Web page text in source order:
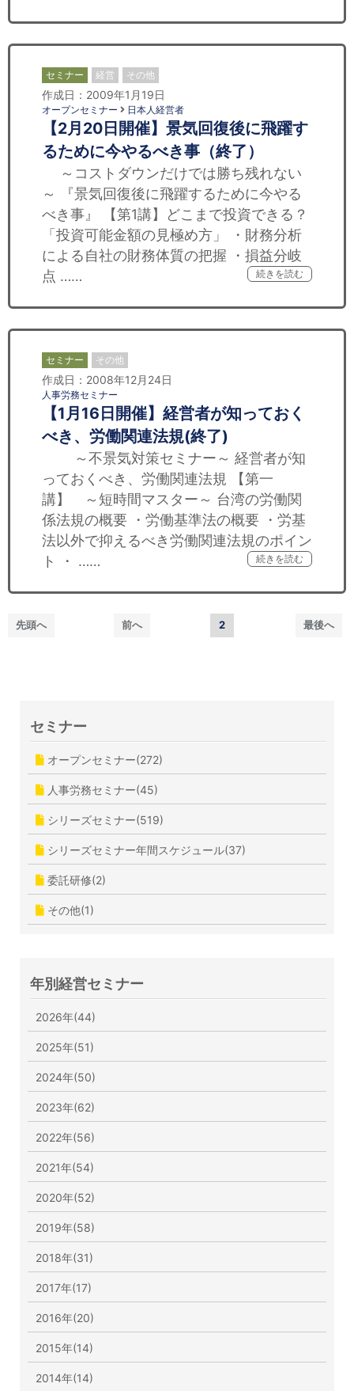
セミナー 経営 その他
作成日：2009年1月19日
オープンセミナー 日本人経営者
【2月20日開催】景気回復後に飛躍す
るために今やるべき事（終了）
～コストダウンだけでは勝ち残れない
～ 『景気回復後に飛躍するために今やる
べき事』 【第1講】どこまで投資できる？
「投資可能金額の見極め方」 ・財務分析
による自社の財務体質の把握 ・損益分岐
点 ……
続きを読む
セミナー その他
作成日：2008年12月24日
人事労務セミナー
【1月16日開催】経営者が知っておく
べき、労働関連法規(終了)
～不景気対策セミナー～ 経営者が知
っておくべき、労働関連法規 【第一
講】 ～短時間マスター～ 台湾の労働関
係法規の概要 ・労働基準法の概要 ・労基
法以外で抑えるべき労働関連法規のポイン
ト ・ ……
続きを読む
先頭へ 前へ 2 最後へ
セミナー
オープンセミナー(272)
人事労務セミナー(45)
シリーズセミナー(519)
シリーズセミナー年間スケジュール(37)
委託研修(2)
その他(1)
年別経営セミナー
2026年(44)
2025年(51)
2024年(50)
2023年(62)
2022年(56)
2021年(54)
2020年(52)
2019年(58)
2018年(31)
2017年(17)
2016年(20)
2015年(14)
2014年(14)